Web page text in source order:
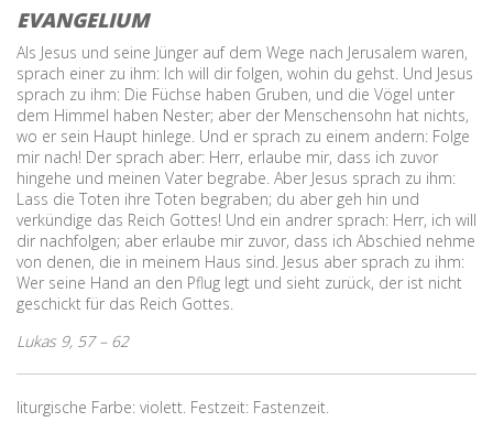
EVANGELIUM
Als Jesus und seine Jünger auf dem Wege nach Jerusalem waren,
sprach einer zu ihm: Ich will dir folgen, wohin du gehst. Und Jesus
sprach zu ihm: Die Füchse haben Gruben, und die Vögel unter
dem Himmel haben Nester; aber der Menschensohn hat nichts,
wo er sein Haupt hinlege. Und er sprach zu einem andern: Folge
mir nach! Der sprach aber: Herr, erlaube mir, dass ich zuvor
hingehe und meinen Vater begrabe. Aber Jesus sprach zu ihm:
Lass die Toten ihre Toten begraben; du aber geh hin und
verkündige das Reich Gottes! Und ein andrer sprach: Herr, ich will
dir nachfolgen; aber erlaube mir zuvor, dass ich Abschied nehme
von denen, die in meinem Haus sind. Jesus aber sprach zu ihm:
Wer seine Hand an den Pflug legt und sieht zurück, der ist nicht
geschickt für das Reich Gottes.
Lukas 9, 57 – 62
liturgische Farbe: violett. Festzeit: Fastenzeit.